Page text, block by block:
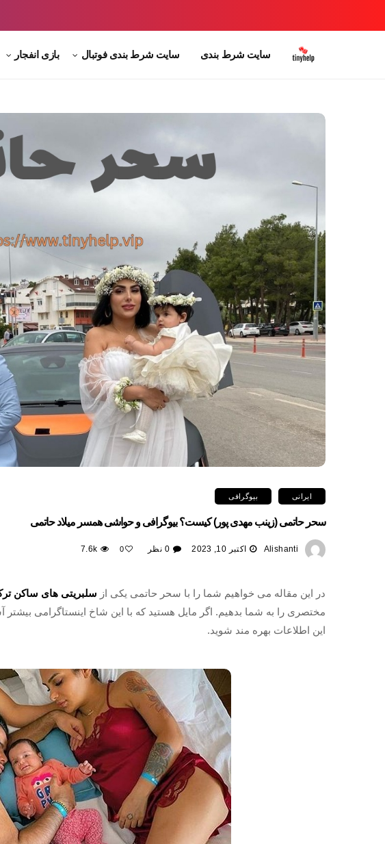
سایت شرط بندی سایت شرط بندی فوتبال بازی انفجار
ایرانی بیوگرافی
سحر حاتمی (زینب مهدی پور) کیست؟ بیوگرافی و حواشی همسر میلاد حاتمی
Alishanti اکتبر 10, 2023 0 نظر 0
7.6k
در این مقاله می خواهیم شما را با سحر حاتمی یکی از سلبریتی های ساکن
مختصری را به شما بدهیم. اگر مایل هستید که با این شاخ اینستاگرامی بیشتر
این اطلاعات بهره مند شوید.